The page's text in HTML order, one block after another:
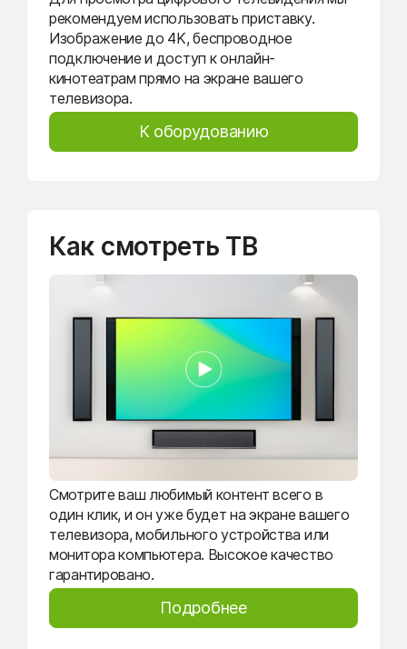
рекомендуем использовать приставку.
Изображение до 4K, беспроводное
подключение и доступ к онлайн-
кинотеатрам прямо на экране вашего
телевизора.
К оборудованию
Как смотреть ТВ
Смотрите ваш любимый контент всего в
один клик, и он уже будет на экране вашего
телевизора, мобильного устройства или
монитора компьютера. Высокое качество
гарантировано.
Подробнее